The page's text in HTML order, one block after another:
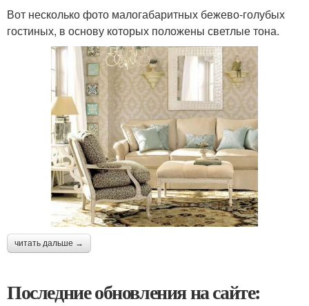
Вот несколько фото малогабаритных бежево-голубых
гостиных, в основу которых положены светлые тона.
читать дальше →
Последние обновления на сайте: